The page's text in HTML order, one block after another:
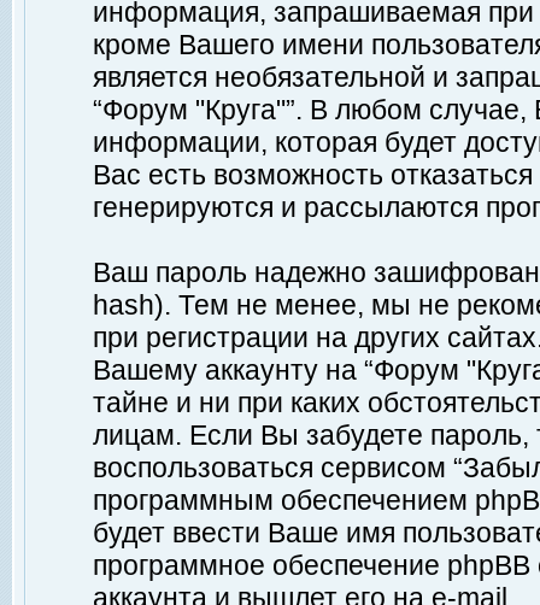
информация, запрашиваемая при
кроме Вашего имени
является необязательной и
“Форум "Круга"”. В любом
информации, которая будет
Вас есть возможность
генерируются и рассылаются
Ваш пароль надежно
hash). Тем не менее, мы не
при регистрации на других
Вашему аккаунту на “Форум
тайне и ни при каких
лицам. Если Вы забудете пароль,
воспользоваться сервисом
программным обеспечением
будет ввести Ваше имя
программное обеспечение
аккаунта и вышлет его на e-mail.